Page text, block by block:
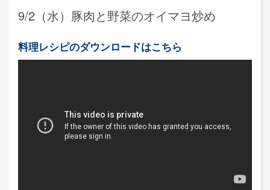
9/2（水）豚肉と野菜のオイマヨ炒め
料理レシピのダウンロードはこちら